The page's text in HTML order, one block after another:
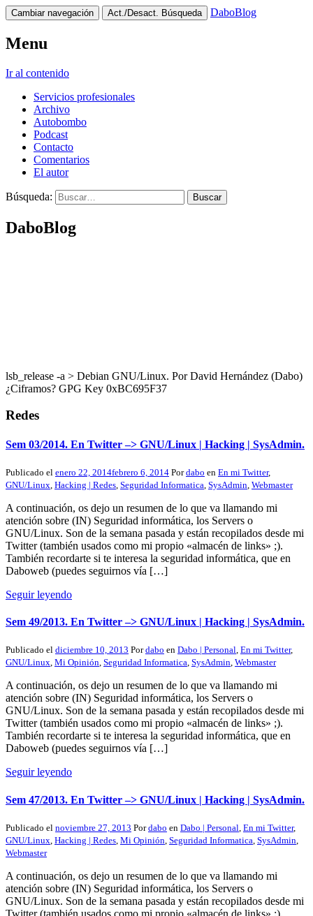
Cambiar navegación Act./Desact. Búsqueda DaboBlog
Menu
Ir al contenido
Servicios profesionales
Archivo
Autobombo
Podcast
Contacto
Comentarios
El autor
Búsqueda:
DaboBlog
lsb_release -a > Debian GNU/Linux. Por David Hernández (Dabo)
¿Ciframos? GPG Key 0xBC695F37
Redes
Sem 03/2014. En Twitter –> GNU/Linux | Hacking | SysAdmin.
Publicado el enero 22, 2014febrero 6, 2014 Pordabo en En mi Twitter,
GNU/Linux Hacking | Redes Seguridad Informatica SysAdmin Webmaster
A continuación, os dejo un resumen de lo que va llamando mi
atención sobre (IN) Seguridad informática, los Servers o
GNU/Linux. Son de la semana pasada y están recopilados desde mi
Twitter (también usados como mi propio «almacén de links» ;).
También recordarte si te interesa la seguridad informática, que en
Daboweb (puedes seguirnos vía […]
Seguir leyendo
Sem 49/2013. En Twitter –> GNU/Linux | Hacking | SysAdmin.
Publicado el diciembre 10, 2013 Pordabo en Dabo | Personal, En mi Twitter,
GNU/Linux, Mi Opinión, Seguridad Informatica, SysAdmin, Webmaster
A continuación, os dejo un resumen de lo que va llamando mi
atención sobre (IN) Seguridad informática, los Servers o
GNU/Linux. Son de la semana pasada y están recopilados desde mi
Twitter (también usados como mi propio «almacén de links» ;).
También recordarte si te interesa la seguridad informática, que en
Daboweb (puedes seguirnos vía […]
Seguir leyendo
Sem 47/2013. En Twitter –> GNU/Linux | Hacking | SysAdmin.
Publicado el noviembre 27, 2013 Pordabo en Dabo | Personal En mi Twitter,
GNU/Linux Hacking | Redes Mi Opinión Seguridad Informatica SysAdmin
Webmaster
A continuación, os dejo un resumen de lo que va llamando mi
atención sobre (IN) Seguridad informática, los Servers o
GNU/Linux. Son de la semana pasada y están recopilados desde mi
Twitter (también usados como mi propio «almacén de links» ;).